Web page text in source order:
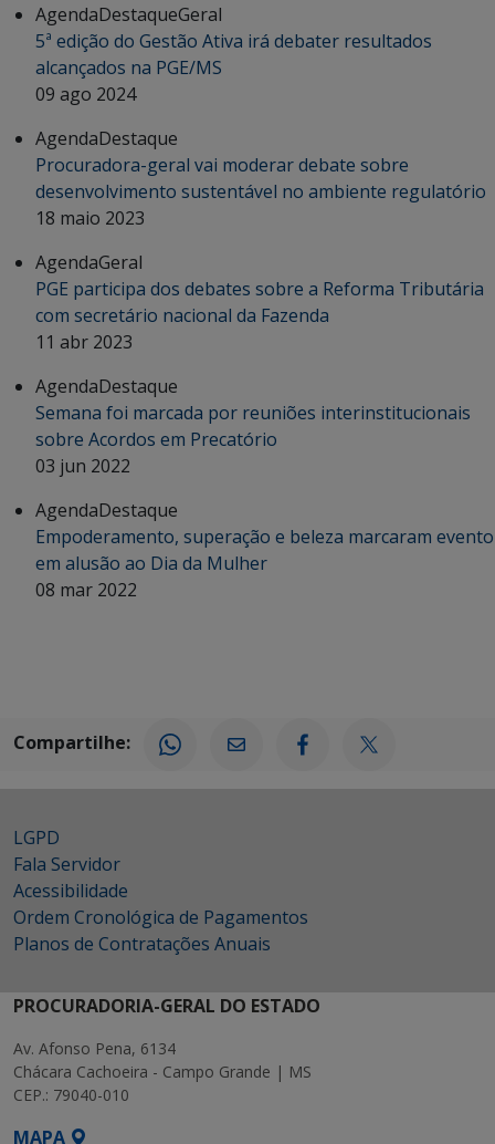
AgendaDestaqueGeral
5ª edição do Gestão Ativa irá debater resultados
alcançados na PGE/MS
09 ago 2024
AgendaDestaque
Procuradora-geral vai moderar debate sobre
desenvolvimento sustentável no ambiente regulatório
18 maio 2023
AgendaGeral
PGE participa dos debates sobre a Reforma Tributária
com secretário nacional da Fazenda
11 abr 2023
AgendaDestaque
Semana foi marcada por reuniões interinstitucionais
sobre Acordos em Precatório
03 jun 2022
AgendaDestaque
Empoderamento, superação e beleza marcaram evento
em alusão ao Dia da Mulher
08 mar 2022
Compartilhe:
LGPD
Fala Servidor
Acessibilidade
Ordem Cronológica de Pagamentos
Planos de Contratações Anuais
PROCURADORIA-GERAL DO ESTADO
Av. Afonso Pena, 6134
Chácara Cachoeira - Campo Grande | MS
CEP.: 79040-010
MAPA